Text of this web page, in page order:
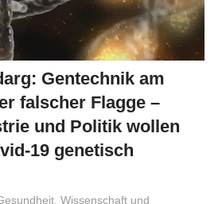
Gentechnik am
falscher Flagge –
und Politik wollen
19 genetisch
Vogt ,Wissenschaft und